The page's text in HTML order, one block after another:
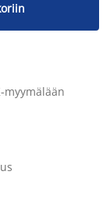
myymälään